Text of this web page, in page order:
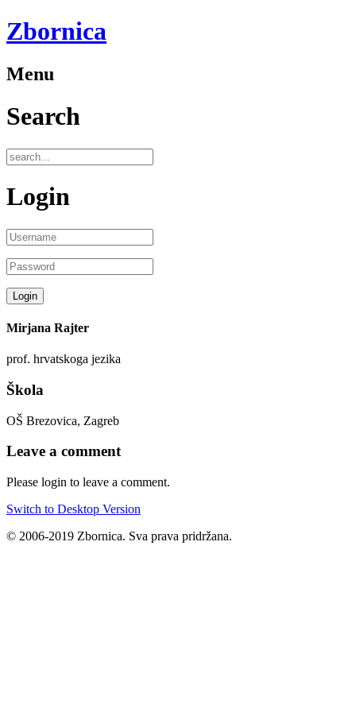
Zbornica
Menu
Search
Login
Mirjana Rajter
prof. hrvatskoga jezika
Škola
OŠ Brezovica, Zagreb
Leave a comment
Please login to leave a comment.
Switch to Desktop Version
© 2006-2019 Zbornica. Sva prava pridržana.